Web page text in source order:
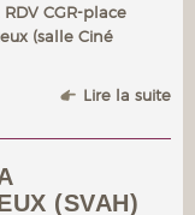
CGR-place
(salle Ciné
Lire la suite
(SVAH)